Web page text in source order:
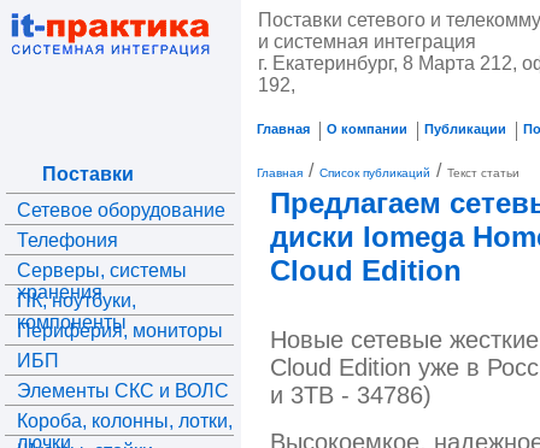
Поставки сетевого и
и системная интеграция
г. Екатеринбург, 8 Марта 212,
192,
Главная О компании Публикации
Поставки
Сетевое оборудование
Телефония
Серверы, системы
хранения
ПК, ноутбуки,
компоненты
Периферия, мониторы
ИБП
Элементы СКС и ВОЛС
Короба, колонны, лотки,
лючки
Главная / Список публикаций / Текст статьи
Предлагаем
диски Iomega
Cloud Edition
Новые сетевые
Cloud Edition уже в
и 3TB - 34786)
Высокоемкое,